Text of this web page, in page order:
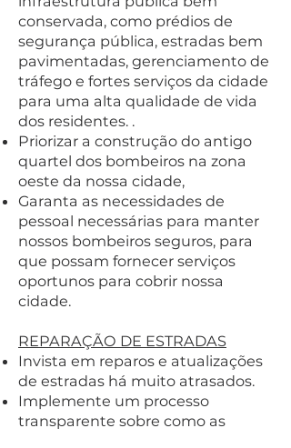
conservada, como prédios de
segurança pública, estradas bem
pavimentadas, gerenciamento de
tráfego e fortes serviços da cidade
para uma alta qualidade de vida
dos residentes. .
Priorizar a construção do antigo
quartel dos bombeiros na zona
oeste da nossa cidade,
Garanta as necessidades de
pessoal necessárias para manter
nossos bombeiros seguros, para
que possam fornecer serviços
oportunos para cobrir nossa
cidade.
REPARAÇÃO DE ESTRADAS
Invista em reparos e atualizações
de estradas há muito atrasados.
Implemente um processo
transparente sobre como as